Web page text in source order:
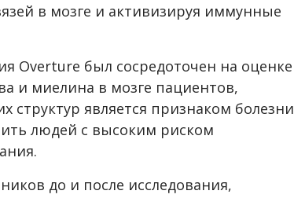
в мозге и активизируя иммунные
Overture был сосредоточен на оценке
и миелина в мозге пациентов,
структур является признаком болезни
людей с высоким риском
до и после исследования,